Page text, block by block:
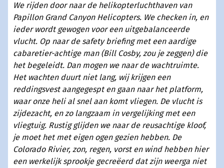
We rijden door naar de helikopterluchthaven van
Papillon Grand Canyon Helicopters. We checken in, en
ieder wordt gewogen voor een uitgebalanceerde
vlucht. Op naar de safety briefing met een aardige
cabaretier-achtige man (Bill Cosby, zou je zeggen) die
het begeleidt. Dan mogen we naar de wachtruimte.
Het wachten duurt niet lang, wij krijgen een
reddingsvest aangegespt en gaan naar het platform,
waar onze heli al snel aan komt vliegen. De vlucht is
zijdezacht, en zo langzaam in vergelijking met een
vliegtuig. Rustig glijden we naar de reusachtige kloof,
je moet het met eigen ogen gezien hebben. De
Colorado Rivier, zon, regen, vorst en wind hebben hier
een werkelijk sprookje gecreëerd dat zijn weerga niet